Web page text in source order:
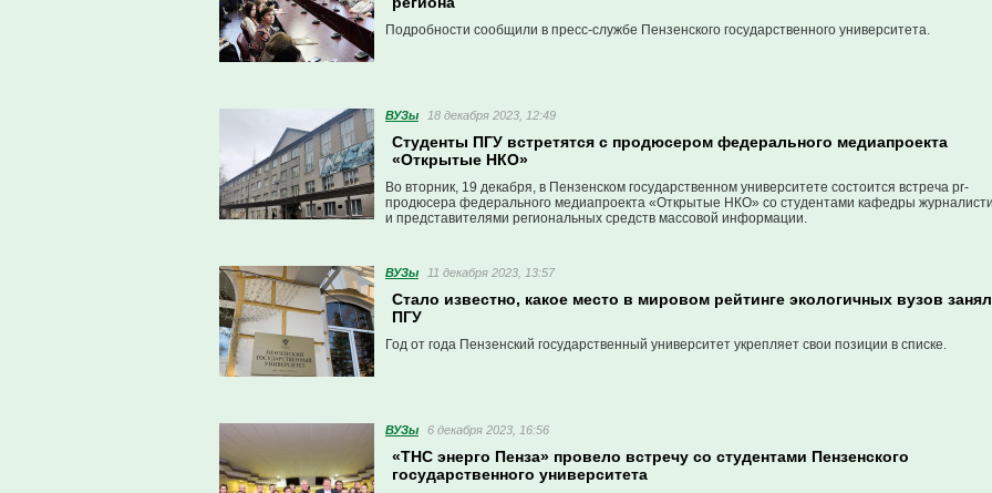
Подробности сообщили в пресс-службе Пензенского государственного университета.
ВУЗы 18 декабря 2023, 12:49
Студенты ПГУ встретятся с продюсером федерального медиапроекта
«Открытые НКО»
Во вторник, 19 декабря, в Пензенском государственном университете состоится встреча pr-
продюсера федерального медиапроекта «Открытые НКО» со студентами кафедры
и представителями региональных средств массовой информации.
ВУЗы 11 декабря 2023, 13:57
Стало известно, какое место в мировом рейтинге экологичных вузов занял
ПГУ
Год от года Пензенский государственный университет укрепляет свои позиции в списке.
ВУЗы 6 декабря 2023, 16:56
«ТНС энерго Пенза» провело встречу со студентами Пензенского
государственного университета